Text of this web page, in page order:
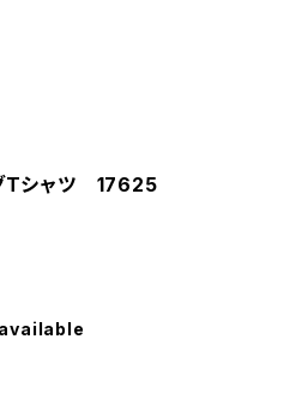
Tシャツ 17625